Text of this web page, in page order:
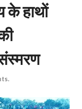
के हाथाें